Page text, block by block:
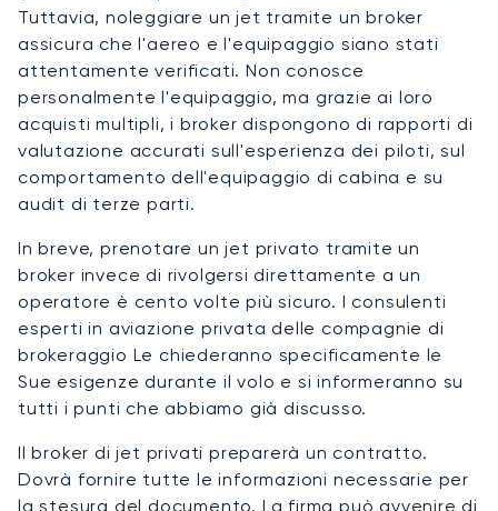
Tuttavia, noleggiare un jet tramite un broker
assicura che l'aereo e l'equipaggio siano stati
attentamente verificati. Non conosce
personalmente l'equipaggio, ma grazie ai loro
acquisti multipli, i broker dispongono di rapporti di
valutazione accurati sull'esperienza dei piloti, sul
comportamento dell'equipaggio di cabina e su
audit di terze parti.
In breve, prenotare un jet privato tramite un
broker invece di rivolgersi direttamente a un
operatore è cento volte più sicuro. I consulenti
esperti in aviazione privata delle compagnie di
brokeraggio Le chiederanno specificamente le
Sue esigenze durante il volo e si informeranno su
tutti i punti che abbiamo già discusso.
Il broker di jet privati preparerà un contratto.
Dovrà fornire tutte le informazioni necessarie per
la stesura del documento. La firma può avvenire di